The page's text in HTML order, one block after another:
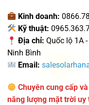
Kinh doanh:
Kỹ thuật:
Địa chỉ: Quốc lộ 1A
Ninh Bình
Email:
Chuyên cung cấp
năng lượng mặt trời